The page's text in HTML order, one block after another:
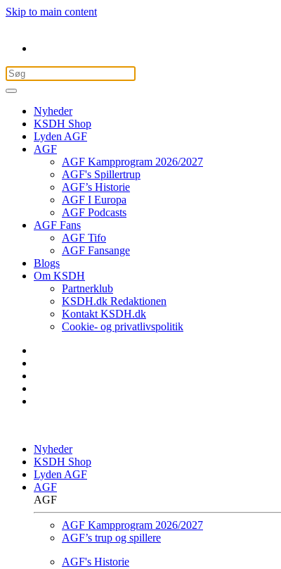
Skip to main content
Nyheder
KSDH Shop
Lyden AGF
AGF
AGF Kampprogram 2026/2027
AGF's Spillertrup
AGF’s Historie
AGF I Europa
AGF Podcasts
AGF Fans
AGF Tifo
AGF Fansange
Blogs
Om KSDH
Partnerklub
KSDH.dk Redaktionen
Kontakt KSDH.dk
Cookie- og privatlivspolitik
Nyheder
KSDH Shop
Lyden AGF
AGF
AGF
AGF Kampprogram 2026/2027
AGF’s trup og spillere
AGF's Historie